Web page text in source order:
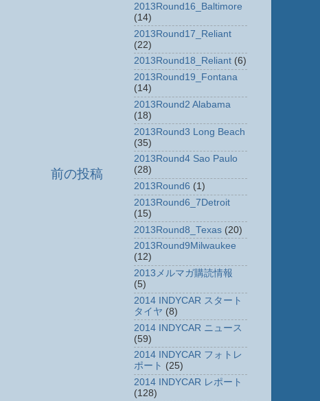
前の投稿
2013Round16_Baltimore
(14)
2013Round17_Reliant
(22)
2013Round18_Reliant (6)
2013Round19_Fontana
(14)
2013Round2 Alabama
(18)
2013Round3 Long Beach
(35)
2013Round4 Sao Paulo
(28)
2013Round6 (1)
2013Round6_7Detroit
(15)
2013Round8_Texas (20)
2013Round9Milwaukee
(12)
2013メルマガ購読情報
(5)
2014 INDYCAR スタート
タイヤ (8)
2014 INDYCAR ニュース
(59)
2014 INDYCAR フォトレ
ポート (25)
2014 INDYCAR レポート
(128)